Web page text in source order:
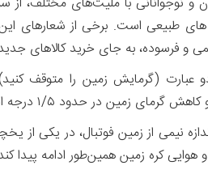
طبیعی است. برخی از شعارهای
و فرسوده، به جای خرید کالاهای
زمین در حدود ۱/۵ درجه است.
نیمی از زمین فوتبال، در
هوایی کره زمین همین‌طور ادامه پیدا